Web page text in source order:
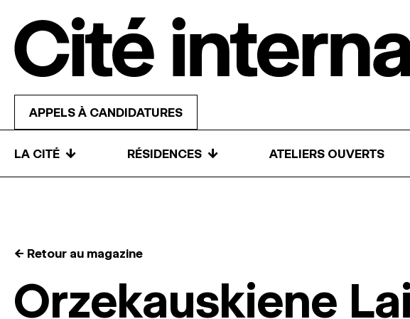
APPELS À CANDIDATURES
LA CITÉ ↓ RÉSIDENCES ↓ ATELIERS OUVERTS
← Retour au magazine
Orzekauskiene